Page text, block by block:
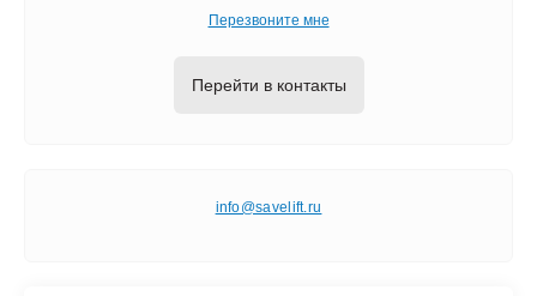
Перезвоните мне
Перейти в контакты
info@savelift.ru